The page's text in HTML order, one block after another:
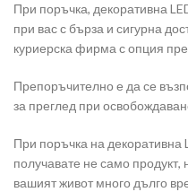
При поръчка, декоративна
при вас с бърза и сигурна
куриерска фирма с опция
Препоръчително е да се
за преглед при
При поръчка на
получавате не само
вашият живот много дълго